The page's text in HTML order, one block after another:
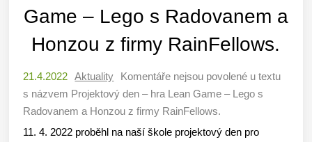
Game – Lego s Radovanem a
Honzou z firmy RainFellows.
21.4.2022 Aktuality Komentáře nejsou povolené u textu
s názvem Projektový den – hra Lean Game – Lego s
Radovanem a Honzou z firmy RainFellows.
11. 4. 2022 proběhl na naší škole projektový den pro